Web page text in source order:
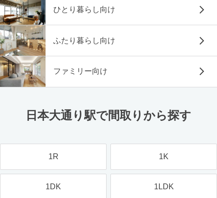
ひとり暮らし向け
ふたり暮らし向け
ファミリー向け
日本大通り駅で間取りから探す
1R 1K
1DK 1LDK